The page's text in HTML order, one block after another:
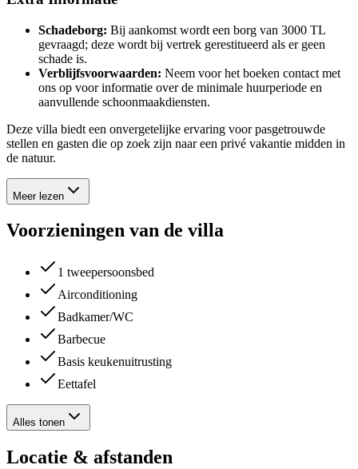
Schadeborg: Bij aankomst wordt een borg van 3000 TL
gevraagd; deze wordt bij vertrek gerestitueerd als er geen
schade is.
Verblijfsvoorwaarden: Neem voor het boeken contact met
ons op voor informatie over de minimale huurperiode en
aanvullende schoonmaakdiensten.
Deze villa biedt een onvergetelijke ervaring voor pasgetrouwde
stellen en gasten die op zoek zijn naar een privé vakantie midden in
de natuur.
Meer lezen
Voorzieningen van de villa
1 tweepersoonsbed
Airconditioning
Badkamer/WC
Barbecue
Basis keukenuitrusting
Eettafel
Alles tonen
Locatie & afstanden